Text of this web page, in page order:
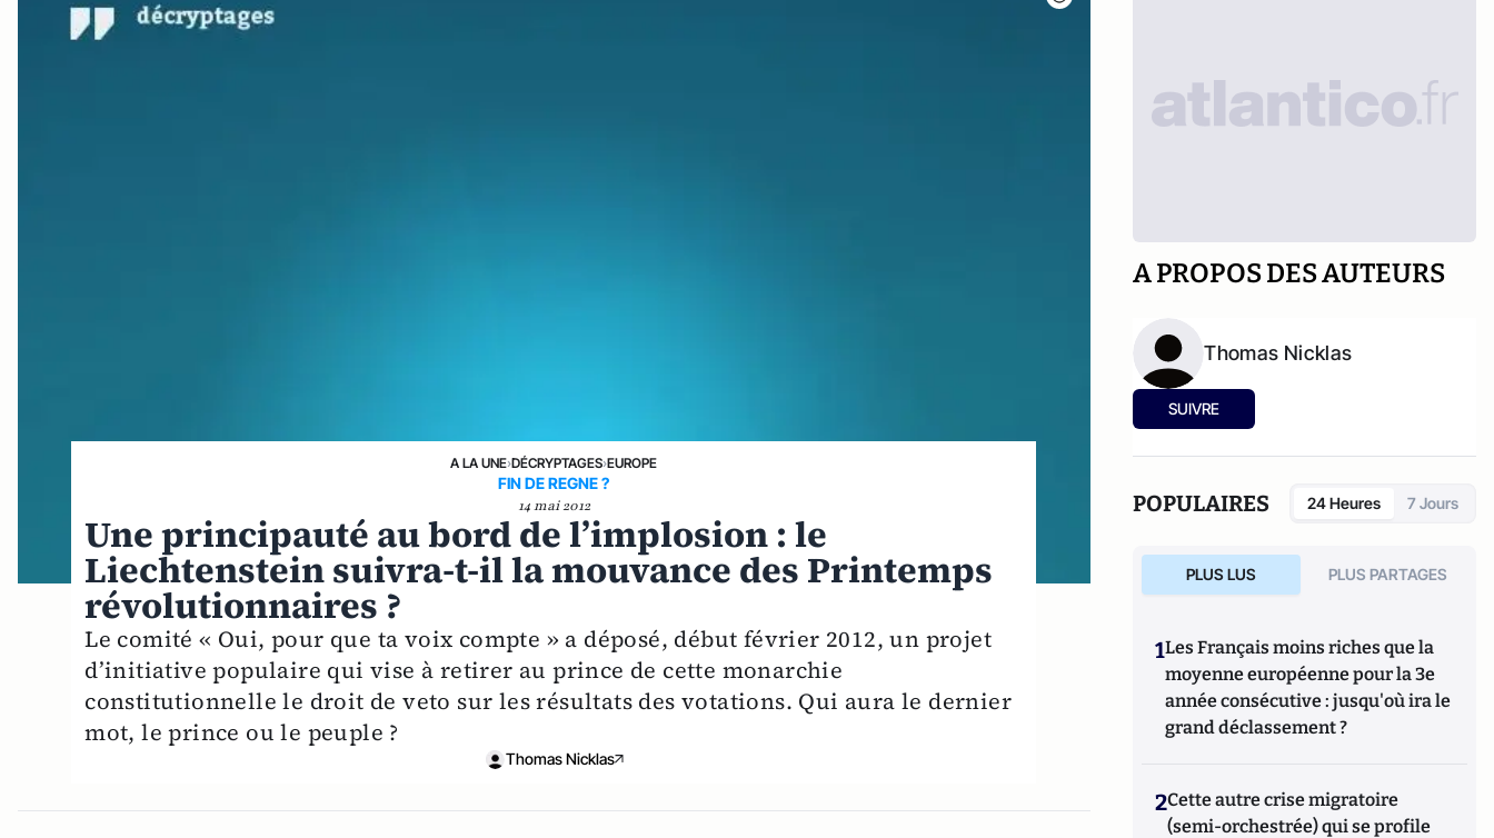
A LA UNE›DÉCRYPTAGES›EUROPE
FIN DE REGNE ?
14 mai 2012
Une principauté au bord de l’implosion : le
Liechtenstein suivra-t-il la mouvance des Printemps
révolutionnaires ?
Le comité « Oui, pour que ta voix compte » a déposé, début février 2012, un projet
d’initiative populaire qui vise à retirer au prince de cette monarchie
constitutionnelle le droit de veto sur les résultats des votations. Qui aura le dernier
mot, le prince ou le peuple ?
Thomas Nicklas
A PROPOS DES AUTEURS
Thomas Nicklas
SUIVRE
POPULAIRES 24 Heures 7 Jours
PLUS LUS PLUS PARTAGES
1Les Français moins riches que la
moyenne européenne pour la 3e
année consécutive : jusqu'où ira le
grand déclassement ?
2Cette autre crise migratoire
(semi-orchestrée) qui se profile